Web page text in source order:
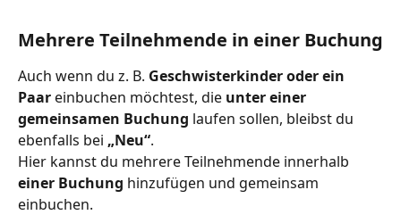
Mehrere Teilnehmende in einer Buchung
Auch wenn du z. B. Geschwisterkinder oder ein
Paar einbuchen möchtest, die unter einer
gemeinsamen Buchung laufen sollen, bleibst du
ebenfalls bei „Neu“.
Hier kannst du mehrere Teilnehmende innerhalb
einer Buchung hinzufügen und gemeinsam
einbuchen.